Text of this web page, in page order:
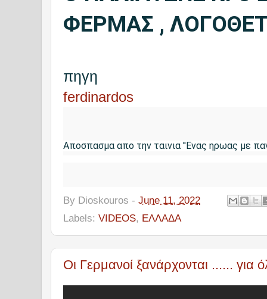
ΦΕΡΜΑΣ ,
πηγη
ferdinardos
Αποσπασμα απο την ταινια ''Ενας ηρωας με
By Dioskouros - June 11, 2022
Labels: VIDEOS, ΕΛΛΑΔΑ
Οι Γερμανοί ξανάρχονται ...... για